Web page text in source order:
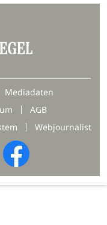
Mediadaten
AGB
Webjournalist